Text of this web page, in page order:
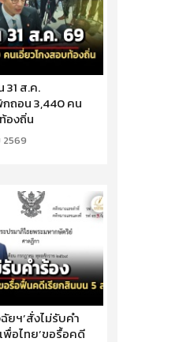
31 ส.ค.
ถอน 3,440 คน
องถิ่น
ยฯ’สั่งไม่รับคำ
พื่อไทย’ขอรื้อคดี